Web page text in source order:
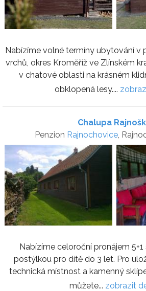
Nabízíme volné termíny ubytování v
vrchů, okres Kroměříž ve Zlínském
v chatové oblasti na krásném
obklopená lesy....
Chalupa
Penzion Rajnochovice,
Nabízíme celoroční pronájem 5+1
postýlkou pro dítě do 3 let. Pro
technická místnost a kamenný
můžete... zobrazit